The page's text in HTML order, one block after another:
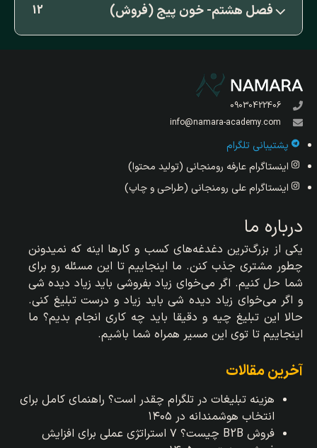
فصل هشتم- خون پیج (فروش) 12
09030422406
info@namara-academy.com
پشتیبانی تلگرام
اینستاگرام عارفه رومنجانی (تولید محتوا)
اینستاگرام علی رومنجانی (طراحی و چاپ)
درباره ما
یکی از بزرگ‌ترین دغدغه‌های کسب و کارها اینه که نمیدونن
چطور مشتری جذب کنن. ما اینجاییم تا این مسئله رو برای
شما حل کنیم. اگر می‌خوای زیاد بفروشی باید زیاد دیده شی
و اگر می‌خوای زیاد دیده شی باید زیاد و درست تبلیغ کنی.
حالا این تبلیغ چیه و دقیقا باید چه کاری انجام بدیم؟ ما
اینجاییم تا توی این مسیر همراه شما باشیم.
آخرین مقالات
هزینه تبلیغات در تلگرام چقدر است؟ راهنمای کامل برای
انتخاب هوشمندانه در ۱۴۰۵
فروش B2B چیست؟ ۷ استراتژی عملی برای افزایش